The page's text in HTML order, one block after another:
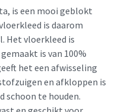
is een mooi geblokt
is daarom
Het vloerkleed is
is van 100%
het een afwisseling
en afkloppen is
schoon te houden.